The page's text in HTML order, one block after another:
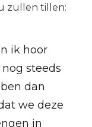
zullen tillen:
ik hoor
nog steeds
dan
we deze
in